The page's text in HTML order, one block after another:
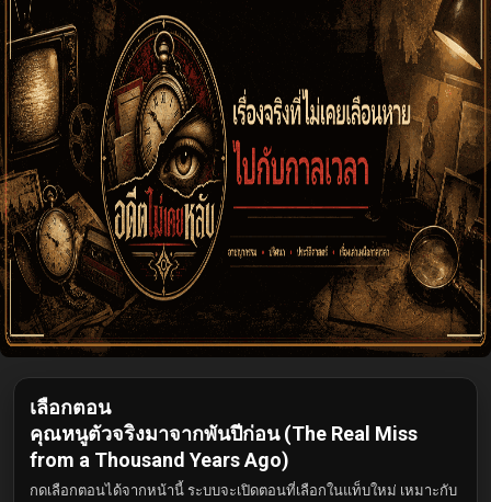
เลือกตอน
คุณหนูตัวจริงมาจากพันปีก่อน (The Real Miss
from a Thousand Years Ago)
กดเลือกตอนได้จากหน้านี้ ระบบจะเปิดตอนที่เลือกในแท็บใหม่ เหมาะกับ